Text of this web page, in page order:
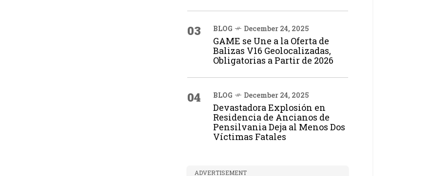
03 BLOG December 24, 2025
GAME se Une a la Oferta de
Balizas V16 Geolocalizadas,
Obligatorias a Partir de 2026
04 BLOG December 24, 2025
Devastadora Explosión en
Residencia de Ancianos de
Pensilvania Deja al Menos Dos
Víctimas Fatales
ADVERTISEMENT